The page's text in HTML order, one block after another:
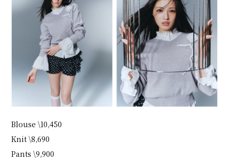
Blouse \10,450
Knit \8,690
Pants \9,900